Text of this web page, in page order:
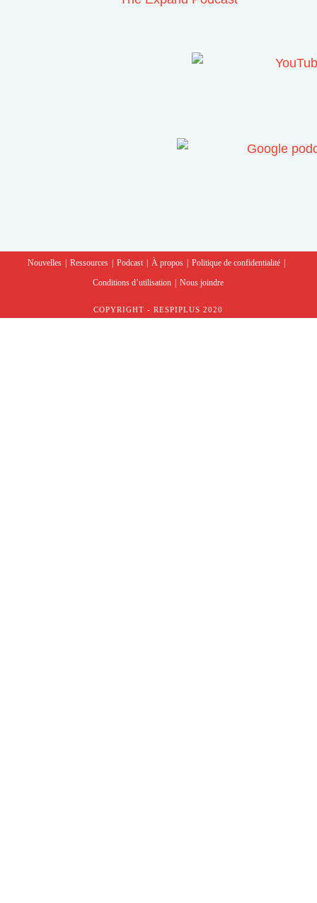
Nouvelles Ressources Podcast À propos
Politique de confidentialité
Conditions d’utilisation
Nous joindre
COPYRIGHT - RESPIPLUS 2020